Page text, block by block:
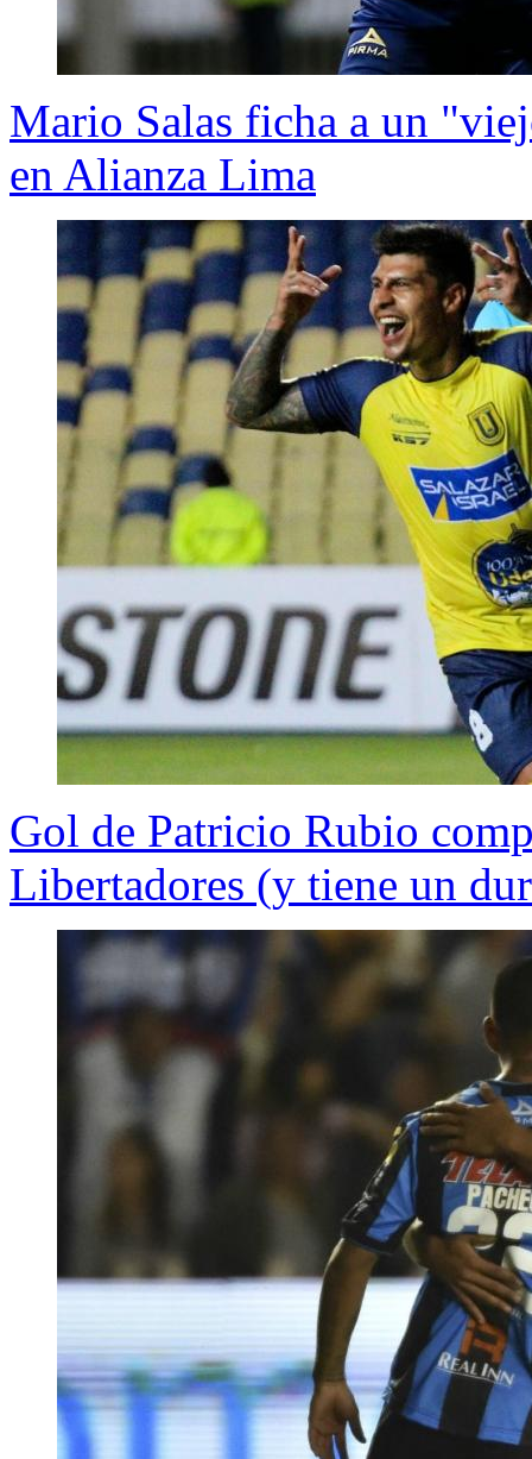
Mario Salas ficha a un
en Alianza Lima
Gol de Patricio Rubio
Libertadores (y tiene un